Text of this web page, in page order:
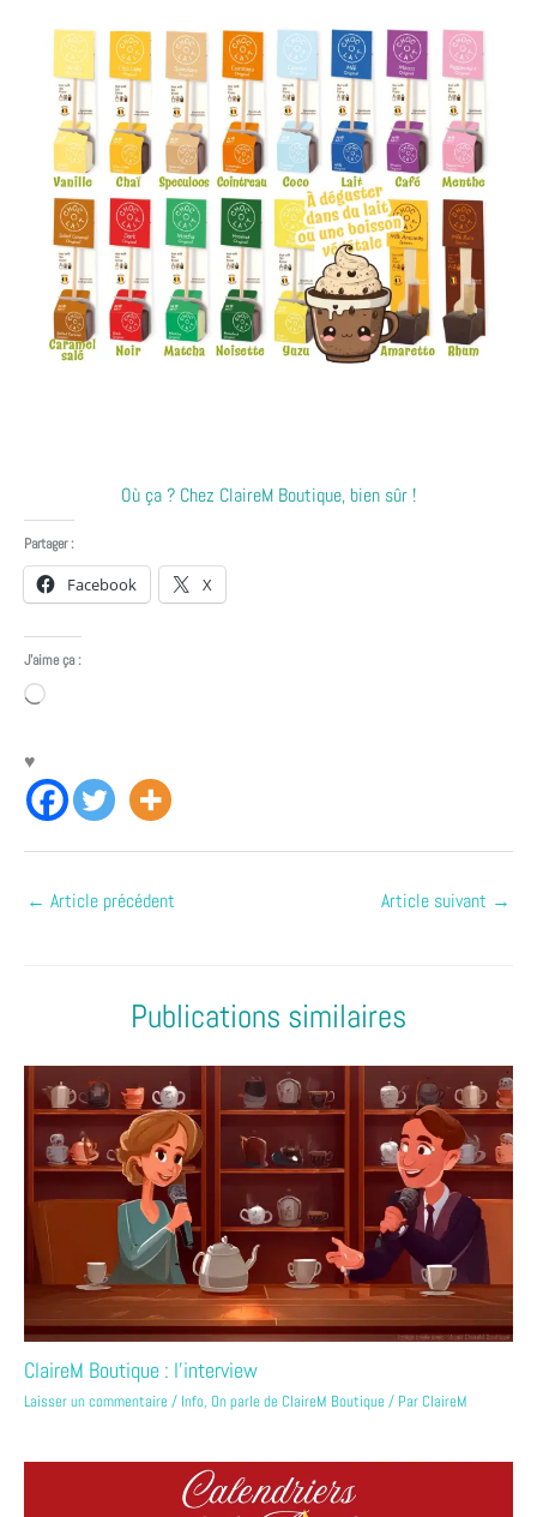
Où ça ? Chez ClaireM Boutique, bien sûr !
Partager :
Facebook X
J’aime ça :
Chargement…
♥
← Article précédent Article suivant →
Publications similaires
ClaireM Boutique : l’interview
Laisser un commentaire/ Info, On parle de ClaireM Boutique/ Par ClaireM